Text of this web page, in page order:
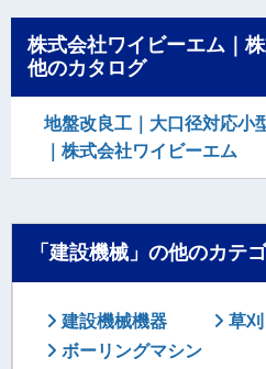
株式会社ワイビーエム｜
他のカタログ
地盤改良工｜大口径対応
｜株式会社ワイビーエム
「建設機械」の他のカテ
建設機械機器
草
ボーリングマシン